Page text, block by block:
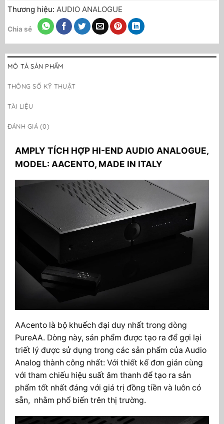
Thương hiệu: AUDIO ANALOGUE
Chia sẻ
MÔ TẢ SẢN PHẨM
THÔNG SỐ KỸ THUẬT
TÀI LIỆU
ĐÁNH GIÁ (0)
AMPLY TÍCH HỢP HI-END AUDIO ANALOGUE,
MODEL: AACENTO, MADE IN ITALY
AAcento là bộ khuếch đại duy nhất trong dòng
PureAA. Dòng này, sản phẩm được tạo ra để gợi lại
triết lý được sử dụng trong các sản phẩm của Audio
Analog thành công nhất: Với thiết kế đơn giản cùng
với tham chiếu hiệu suất âm thanh để tạo ra sản
phẩm tốt nhất đáng với giá trị đồng tiền và luôn có
sẵn, nhằm phổ biến trên thị trường.